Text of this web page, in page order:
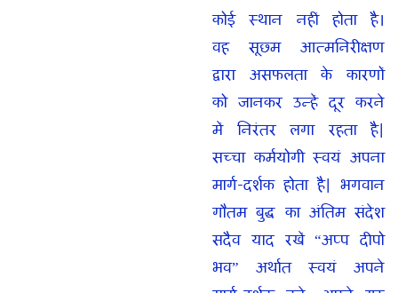
कोई स्थान नहीं होता है।
वह सूछ्म आत्मनिरीक्षण
द्वारा असफलता के कारणों
को जानकर उन्हें दूर करने
में निरंतर लगा रहता है|
सच्चा कर्मयोगी स्वयं अपना
मार्ग-दर्शक होता है| भगवान
गौतम बुद्ध का अंतिम संदेश
सदैव याद रखें “अप्प दीपो
भव” अर्थात स्वयं अपने